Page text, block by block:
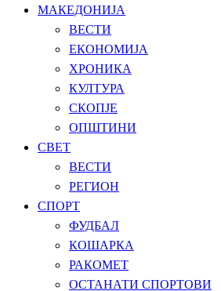
МАКЕДОНИЈА
ВЕСТИ
ЕКОНОМИЈА
ХРОНИКА
КУЛТУРА
СКОПЈЕ
ОПШТИНИ
СВЕТ
ВЕСТИ
РЕГИОН
СПОРТ
ФУДБАЛ
КОШАРКА
РАКОМЕТ
ОСТАНАТИ СПОРТОВИ